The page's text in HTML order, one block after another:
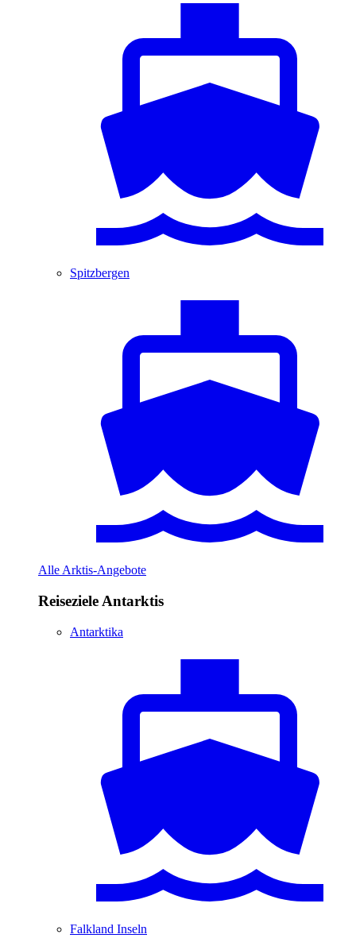
Spitzbergen
Alle Arktis-Angebote
Reiseziele Antarktis
Antarktika
Falkland Inseln